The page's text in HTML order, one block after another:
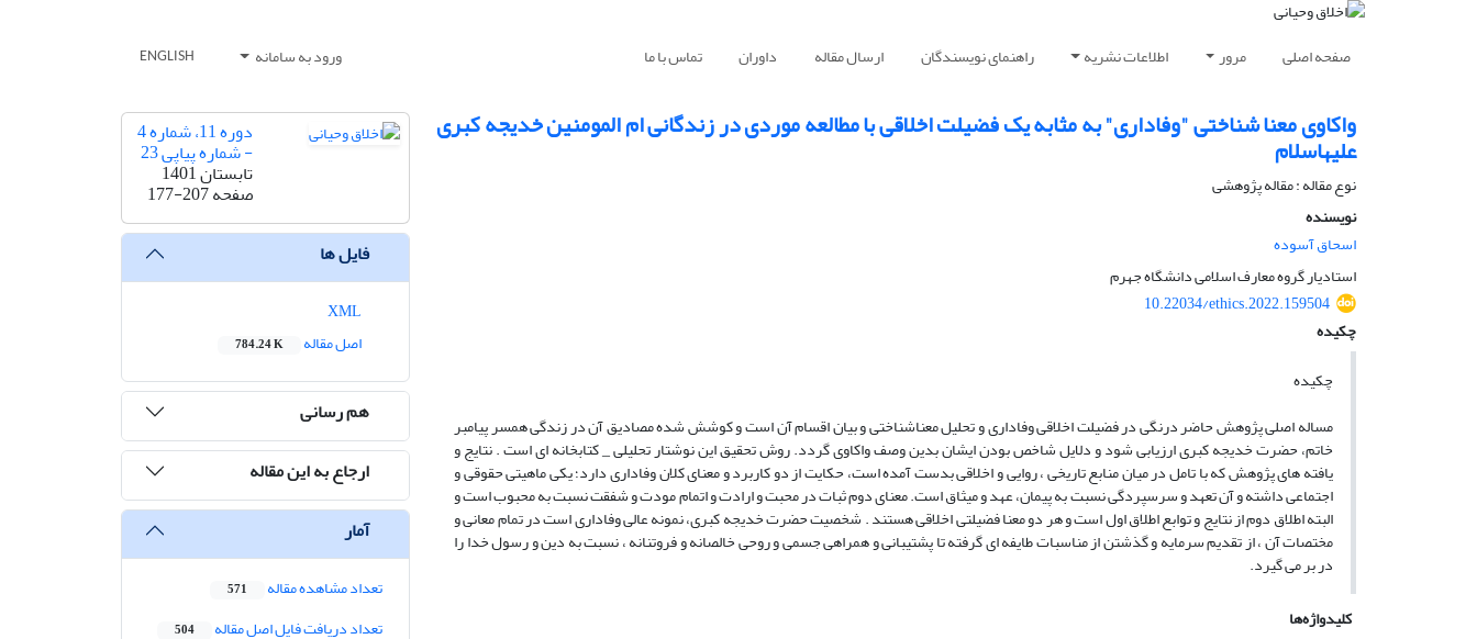
صفحه اصلی مرور اطلاعات نشریه راهنمای نویسندگان ارسال مقاله داوران تماس با ما ورود به سامانه ENGLISH
واکاوی معنا شناختی "وفاداری" به مثابه یک فضیلت اخلاقی با مطالعه موردی در زندگانی ام المومنین خدیجه کبری
علیهاسلام
نوع مقاله : مقاله پژوهشی
نویسنده
اسحاق آسوده
استادیار گروه معارف اسلامی دانشگاه جهرم
10.22034/ethics.2022.159504
چکیده
چکیده
مساله اصلی پژوهش حاضر درنگی در فضیلت اخلاقی وفاداری و تحلیل معناشناختی و بیان اقسام آن است و کوشش شده مصادیق آن در زندگی همسر پیامبر
خاتم، حضرت خدیجه کبری ارزیابی شود و دلایل شاخص بودن ایشان بدین وصف واکاوی گردد. روش تحقیق این نوشتار تحلیلی _ کتابخانه ای است . نتایج و
یافته های پژوهش که با تامل در میان منابع تاریخی ، روایی و اخلاقی بدست آمده است، حکایت از دو کاربرد و معنای کلان وفاداری دارد؛ یکی ماهیتی حقوقی و
اجتماعی داشته و آن تعهد و سرسپردگی نسبت به پیمان، عهد و میثاق است. معنای دوم ثبات در محبت و ارادت و اتمام مودت و شفقت نسبت به محبوب است و
البته اطلاق دوم از نتایج و توابع اطلاق اول است و هر دو معنا فضیلتی اخلاقی هستند . شخصیت حضرت خدیجه کبری، نمونه عالی وفاداری است در تمام معانی و
مختصات آن ، از تقدیم سرمایه و گذشتن از مناسبات طایفه ای گرفته تا پشتیبانی و همراهی جسمی و روحی خالصانه و فروتنانه ، نسبت به دین و رسول خدا را
در بر می گیرد.
کلیدواژه‌ها
دوره 11، شماره 4
- شماره پیاپی 23
تابستان 1401
صفحه177-207
فایل ها
اصل مقاله
784.24 K
هم رسانی
ارجاع به این مقاله
آمار
تعداد مشاهده مقاله 571
تعداد دریافت فایل اصل مقاله 504